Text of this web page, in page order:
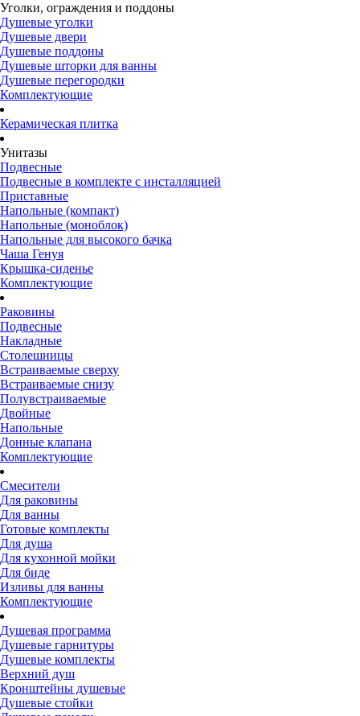
Уголки, ограждения и поддоны
Душевые уголки
Душевые двери
Душевые поддоны
Душевые шторки для ванны
Душевые перегородки
Комплектующие
Керамическая плитка
Унитазы
Подвесные
Подвесные в комплекте с инсталляцией
Приставные
Напольные (компакт)
Напольные (моноблок)
Напольные для высокого бачка
Чаша Генуя
Крышка-сиденье
Комплектующие
Раковины
Подвесные
Накладные
Столешницы
Встраиваемые сверху
Встраиваемые снизу
Полувстраиваемые
Двойные
Напольные
Донные клапана
Комплектующие
Смесители
Для раковины
Для ванны
Готовые комплекты
Для душа
Для кухонной мойки
Для биде
Изливы для ванны
Комплектующие
Душевая программа
Душевые гарнитуры
Душевые комплекты
Верхний душ
Кронштейны душевые
Душевые стойки